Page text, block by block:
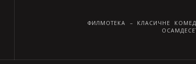
ФИЛМОТЕКА – КЛАСИЧНЕ